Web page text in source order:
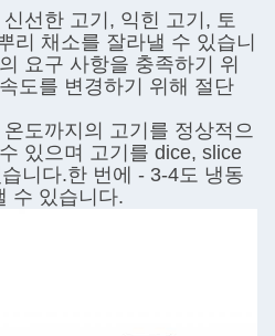
선한 고기, 익힌 고기, 토
리 채소를 잘라낼 수 있습니
요구 사항을 충족하기 위
도를 변경하기 위해 절단
도까지의 고기를 정상적으
있으며 고기를 dice, slice
니다.한 번에 - 3-4도 냉동
수 있습니다.